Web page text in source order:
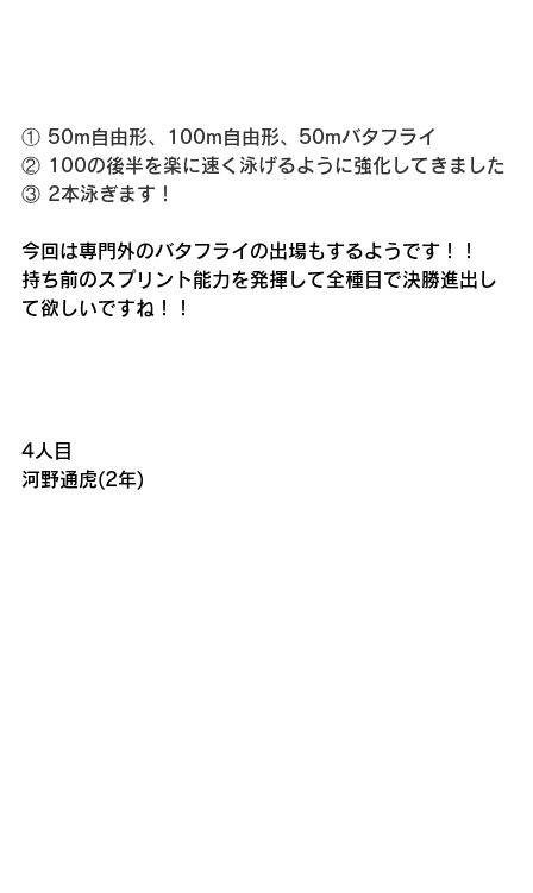
① 50m自由形、100m自由形、50mバタフライ
② 100の後半を楽に速く泳げるように強化してきました
③ 2本泳ぎます！
今回は専門外のバタフライの出場もするようです！！
持ち前のスプリント能力を発揮して全種目で決勝進出し
て欲しいですね！！
4人目
河野通虎(2年)